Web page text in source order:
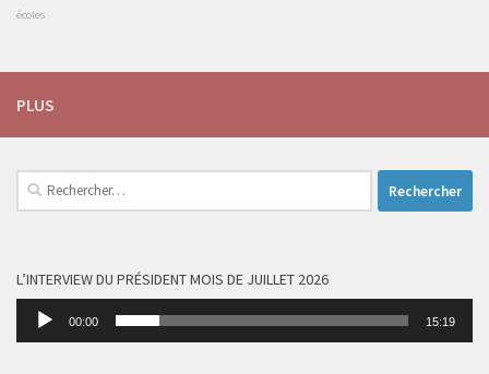
écoles
PLUS
Rechercher :
L’INTERVIEW DU PRÉSIDENT MOIS DE JUILLET 2026
Lecteur
00:00 15:19